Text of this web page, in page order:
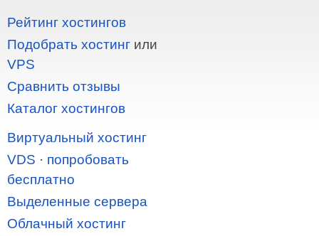
Рейтинг хостингов
Подобрать хостинг или
VPS
Сравнить отзывы
Каталог хостингов
Виртуальный хостинг
VDS · попробовать
бесплатно
Выделенные сервера
Облачный хостинг